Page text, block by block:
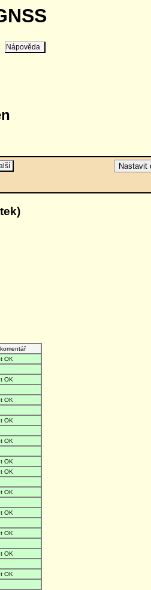
Nápověda
OK
OK
OK
OK
OK
OK
OK
OK
OK
OK
OK
OK